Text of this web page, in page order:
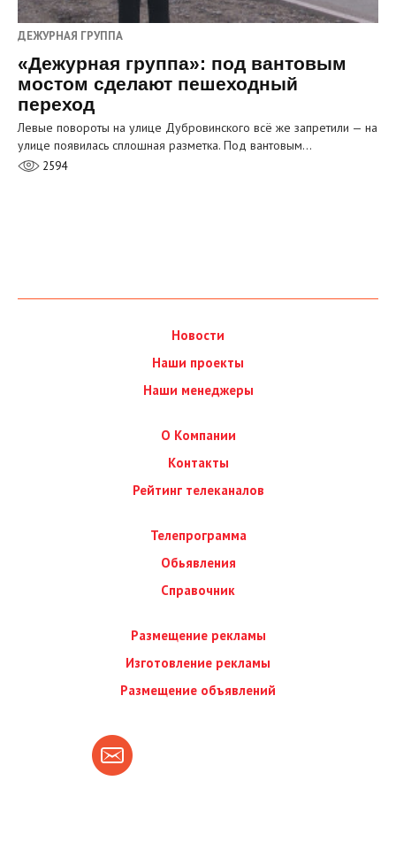
ДЕЖУРНАЯ ГРУППА
«Дежурная группа»: под вантовым
мостом сделают пешеходный
переход
Левые повороты на улице Дубровинского всё же запретили — на
улице появилась сплошная разметка. Под вантовым…
2594
Новости
Наши проекты
Наши менеджеры
О Компании
Контакты
Рейтинг телеканалов
Телепрограмма
Обьявления
Справочник
Размещение рекламы
Изготовление рекламы
Размещение объявлений